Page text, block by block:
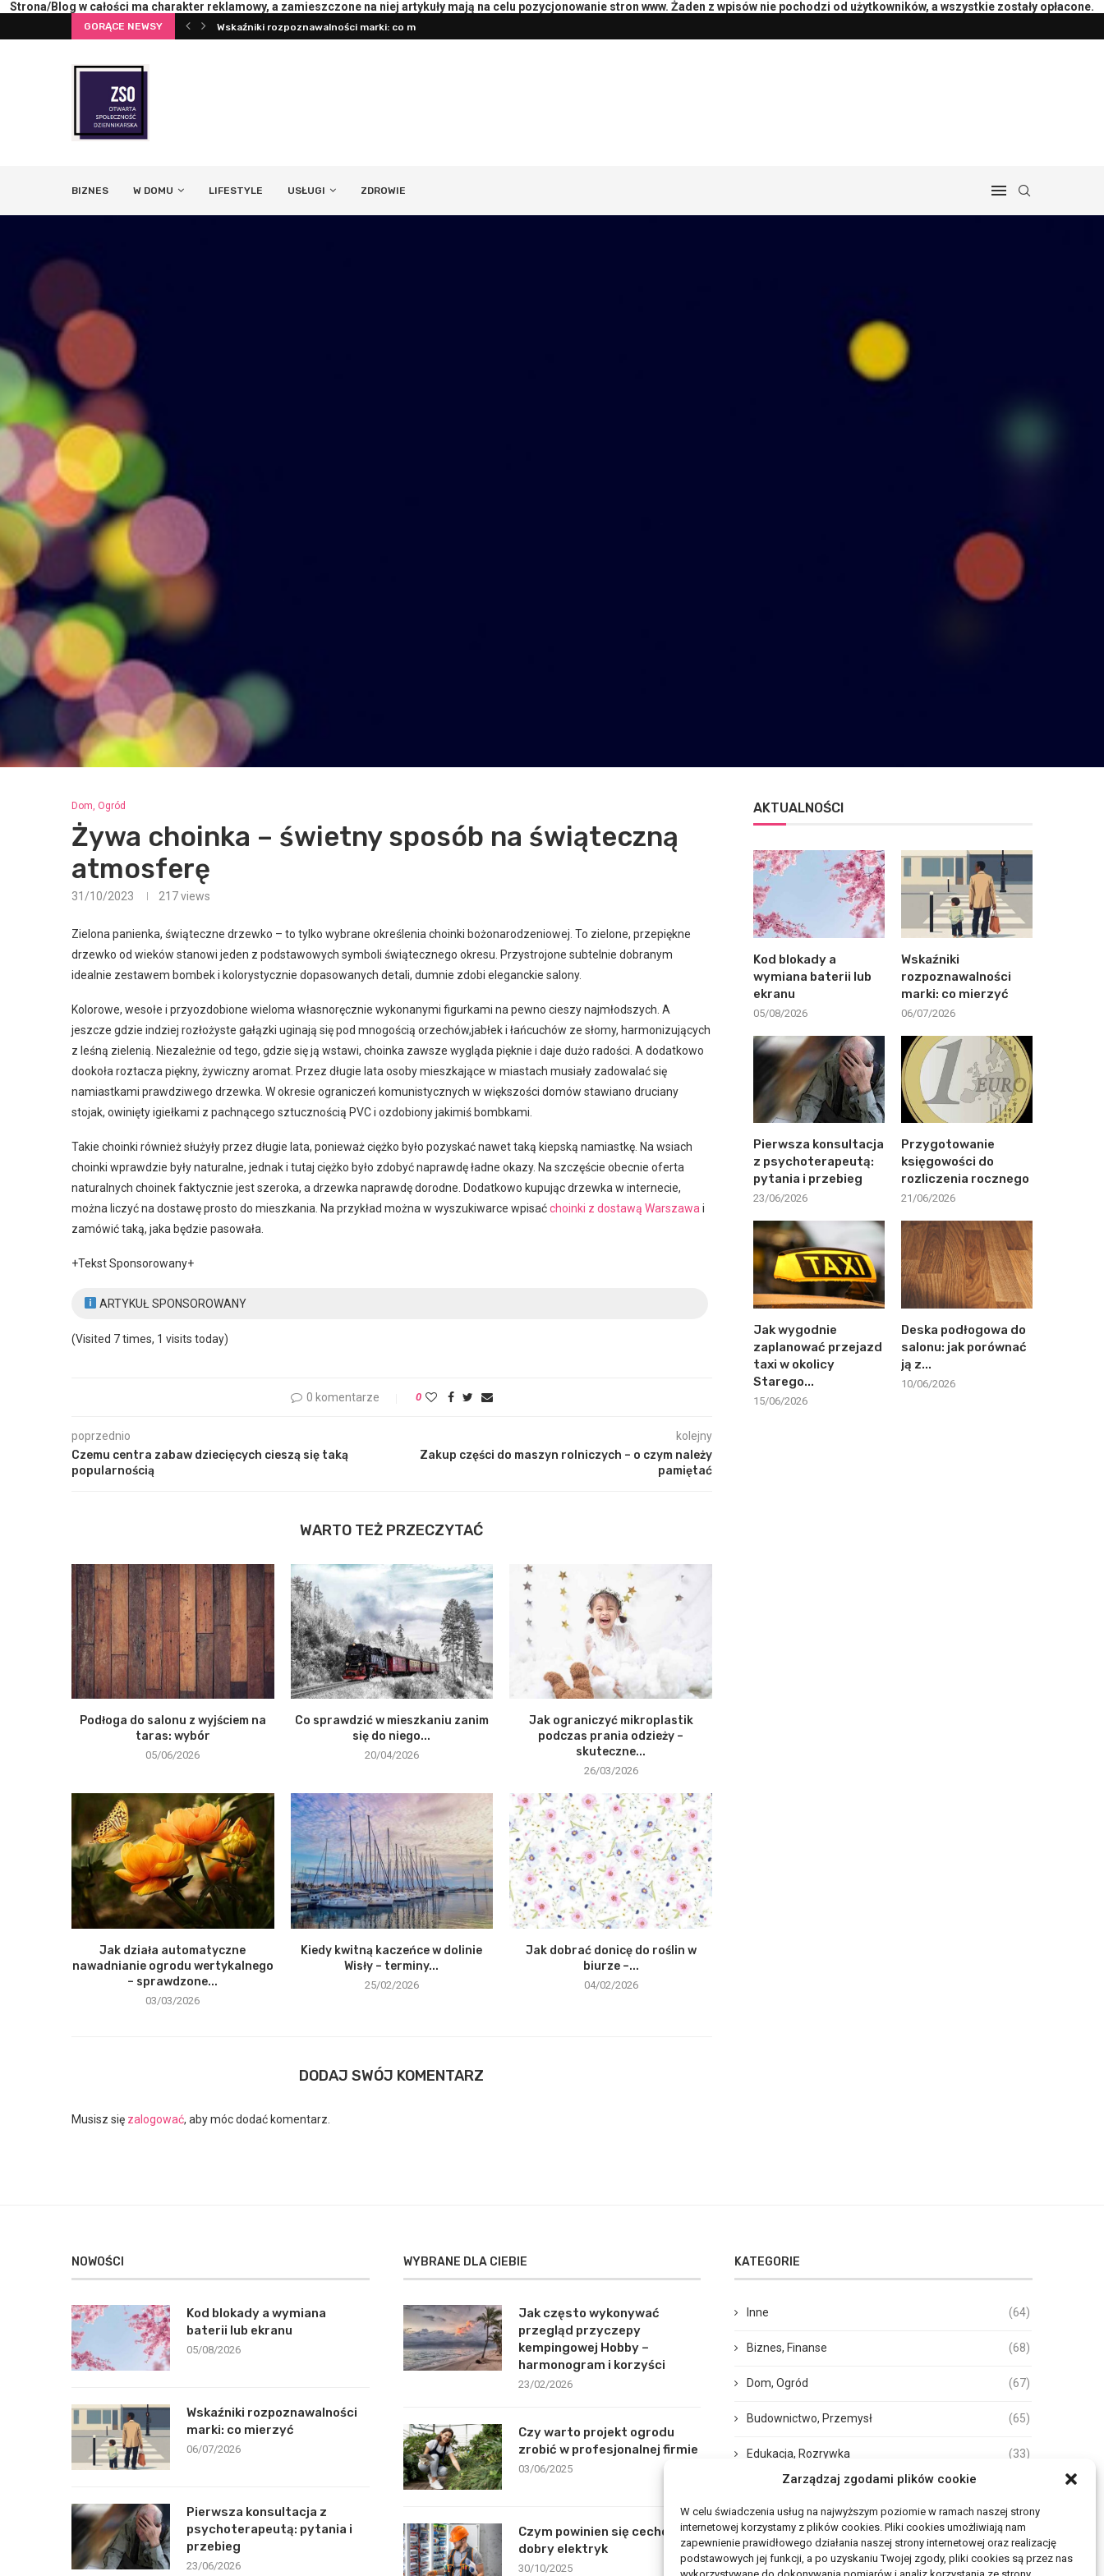
Zarządzaj zgodami plików cookie
W celu świadczenia usług na najwyższym poziomie w ramach naszej strony
internetowej korzystamy z plików cookies. Pliki cookies umożliwiają nam
zapewnienie prawidłowego działania naszej strony internetowej oraz realizację
podstawowych jej funkcji, a po uzyskaniu Twojej zgody, pliki cookies są przez nas
Strona/Blog w całości ma charakter reklamowy, a zamieszczone na niej artykuły mają na celu pozycjonowanie stron www. Żaden z wpisów nie pochodzi od użytkowników, a wszystkie zostały opłacone.
GORĄCE NEWSY Wskaźniki rozpoznawalności marki: co mierzyć
BIZNES W DOMU LIFESTYLE USŁUGI ZDROWIE
Dom, Ogród
Żywa choinka – świetny sposób na świąteczną
atmosferę
31/10/2023 217views
Zielona panienka, świąteczne drzewko – to tylko wybrane określenia choinki bożonarodzeniowej. To zielone, przepiękne
drzewko od wieków stanowi jeden z podstawowych symboli świątecznego okresu. Przystrojone subtelnie dobranym
idealnie zestawem bombek i kolorystycznie dopasowanych detali, dumnie zdobi eleganckie salony.
Kolorowe, wesołe i przyozdobione wieloma własnoręcznie wykonanymi figurkami na pewno cieszy najmłodszych. A
jeszcze gdzie indziej rozłożyste gałązki uginają się pod mnogością orzechów,jabłek i łańcuchów ze słomy, harmonizujących
z leśną zielenią. Niezależnie od tego, gdzie się ją wstawi, choinka zawsze wygląda pięknie i daje dużo radości. A dodatkowo
dookoła roztacza piękny, żywiczny aromat. Przez długie lata osoby mieszkające w miastach musiały zadowalać się
namiastkami prawdziwego drzewka. W okresie ograniczeń komunistycznych w większości domów stawiano druciany
stojak, owinięty igiełkami z pachnącego sztucznością PVC i ozdobiony jakimiś bombkami.
Takie choinki również służyły przez długie lata, ponieważ ciężko było pozyskać nawet taką kiepską namiastkę. Na wsiach
choinki wprawdzie były naturalne, jednak i tutaj ciężko było zdobyć naprawdę ładne okazy. Na szczęście obecnie oferta
naturalnych choinek faktycznie jest szeroka, a drzewka naprawdę dorodne. Dodatkowo kupując drzewka w internecie,
można liczyć na dostawę prosto do mieszkania. Na przykład można w wyszukiwarce wpisaćchoinki z dostawą Warszawa i
zamówić taką, jaka będzie pasowała.
+Tekst Sponsorowany+
ARTYKUŁ SPONSOROWANY
(Visited 7 times, 1 visits today)
0 komentarze 0
poprzednio
Czemu centra zabaw dziecięcych cieszą się taką
popularnością
kolejny
Zakup części do maszyn rolniczych – o czym należy
pamiętać
WARTO TEŻ PRZECZYTAĆ
Podłoga do salonu z wyjściem na
taras: wybór
05/06/2026
Co sprawdzić w mieszkaniu zanim
się do niego...
20/04/2026
Jak ograniczyć mikroplastik
podczas prania odzieży –
skuteczne...
26/03/2026
Jak działa automatyczne
nawadnianie ogrodu wertykalnego
– sprawdzone...
03/03/2026
Kiedy kwitną kaczeńce w dolinie
Wisły – terminy...
25/02/2026
Jak dobrać donicę do roślin w
biurze –...
04/02/2026
DODAJ SWÓJ KOMENTARZ
Musisz się zalogować, aby móc dodać komentarz.
AKTUALNOŚCI
Kod blokady a
wymiana baterii lub
ekranu
05/08/2026
Wskaźniki
rozpoznawalności
marki: co mierzyć
06/07/2026
Pierwsza konsultacja
z psychoterapeutą:
pytania i przebieg
23/06/2026
Przygotowanie
księgowości do
rozliczenia rocznego
21/06/2026
Jak wygodnie
zaplanować przejazd
taxi w okolicy
Starego...
15/06/2026
Deska podłogowa do
salonu: jak porównać
ją z...
10/06/2026
NOWOŚCI
Kod blokady a wymiana
baterii lub ekranu
05/08/2026
Wskaźniki rozpoznawalności
marki: co mierzyć
06/07/2026
Pierwsza konsultacja z
psychoterapeutą: pytania i
przebieg
23/06/2026
WYBRANE DLA CIEBIE
Jak często wykonywać
przegląd przyczepy
kempingowej Hobby –
harmonogram i korzyści
23/02/2026
Czy warto projekt ogrodu
zrobić w profesjonalnej firmie
03/06/2025
Czym powinien się cechować
dobry elektryk
30/10/2025
KATEGORIE
Inne (64)
Biznes, Finanse (68)
Dom, Ogród (67)
Budownictwo, Przemysł (65)
Edukacja, Rozrywka (33)
Zdrowie, Medycyna
Moda, Uroda (17)
Turystyka, Aktywność (50)